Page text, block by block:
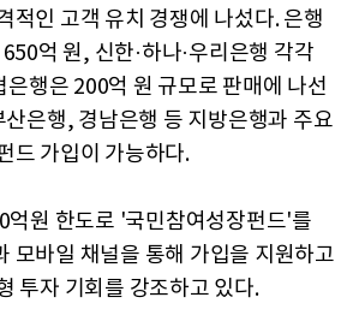
적인 고객 유치 경쟁에 나섰다. 은행
억 원, 신한·하나·우리은행 각각
행은 200억 원 규모로 판매에 나선
은행, 경남은행 등 지방은행과 주요
드 가입이 가능하다.
억원 한도로 '국민참여성장펀드'를
모바일 채널을 통해 가입을 지원하고
투자 기회를 강조하고 있다.